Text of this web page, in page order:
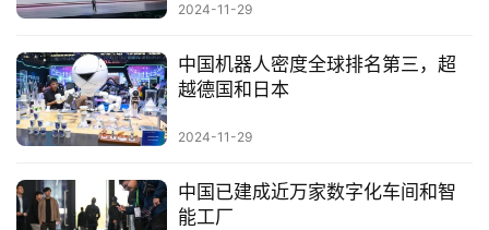
2024-11-29
中国机器人密度全球排名第三，超
越德国和日本
2024-11-29
中国已建成近万家数字化车间和智
能工厂